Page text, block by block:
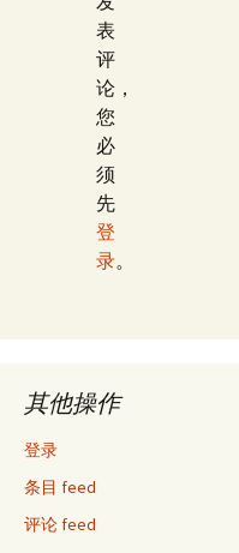
表
评
论，
您
必
须
先
登
录。
其他操作
登录
条目 feed
评论 feed